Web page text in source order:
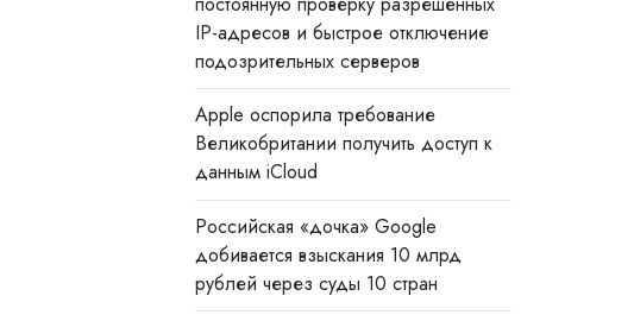
IP-адресов и быстрое отключение
подозрительных серверов
Apple оспорила требование
Великобритании получить доступ к
данным iCloud
Российская «дочка» Google
добивается взыскания 10 млрд
рублей через суды 10 стран